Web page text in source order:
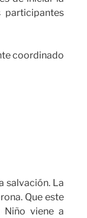
coordinado
salvación. La
Que este
Niño viene a